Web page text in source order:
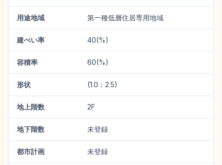
用途地域 第一種低層住居専用地域
建ぺい率 40(%)
容積率 60(%)
形状 (1.0：2.5)
地上階数 2F
地下階数 未登録
都市計画 未登録